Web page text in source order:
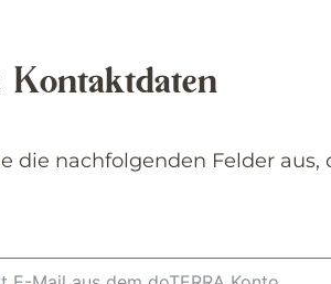
Kontaktdaten
die nachfolgenden Felder